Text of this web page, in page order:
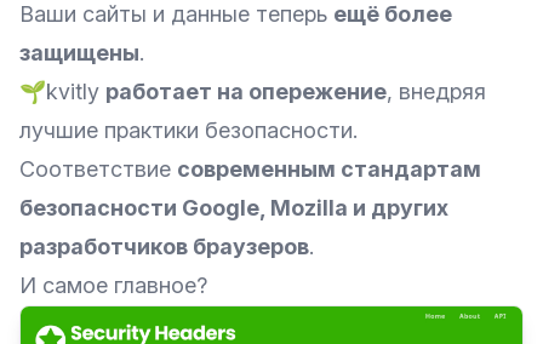
Ваши сайты и данные теперь ещё более
защищены.
🌱kvitly работает на опережение, внедряя
лучшие практики безопасности.
Соответствие современным стандартам
безопасности Google, Mozilla и других
разработчиков браузеров.
И самое главное?